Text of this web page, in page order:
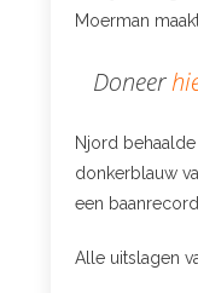
Moerman
Doneer
Njord
donkerblauw
een
Alle uitslagen